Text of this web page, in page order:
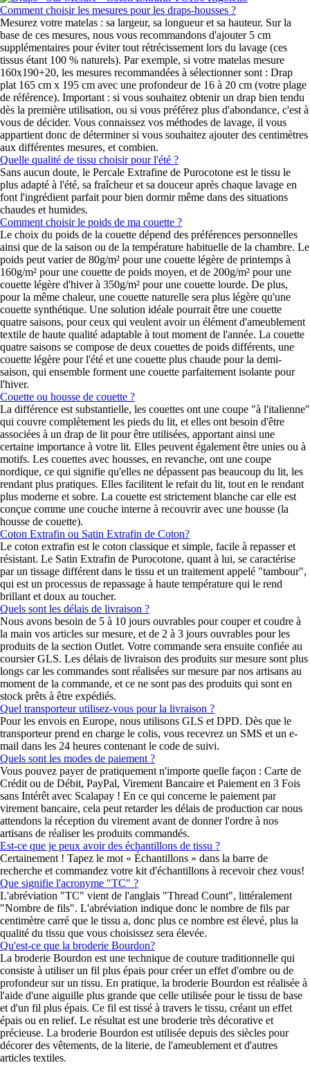
Comment choisir les mesures pour les draps-housses ?
Mesurez votre matelas : sa largeur, sa longueur et sa hauteur. Sur la
base de ces mesures, nous vous recommandons d'ajouter 5 cm
supplémentaires pour éviter tout rétrécissement lors du lavage (ces
tissus étant 100 % naturels). Par exemple, si votre matelas mesure
160x190+20, les mesures recommandées à sélectionner sont : Drap
plat 165 cm x 195 cm avec une profondeur de 16 à 20 cm (votre plage
de référence). Important : si vous souhaitez obtenir un drap bien tendu
dès la première utilisation, ou si vous préférez plus d'abondance, c'est à
vous de décider. Vous connaissez vos méthodes de lavage, il vous
appartient donc de déterminer si vous souhaitez ajouter des centimètres
aux différentes mesures, et combien.
Quelle qualité de tissu choisir pour l'été ?
Sans aucun doute, le Percale Extrafine de Purocotone est le tissu le
plus adapté à l'été, sa fraîcheur et sa douceur après chaque lavage en
font l'ingrédient parfait pour bien dormir même dans des situations
chaudes et humides.
Comment choisir le poids de ma couette ?
Le choix du poids de la couette dépend des préférences personnelles
ainsi que de la saison ou de la température habituelle de la chambre. Le
poids peut varier de 80g/m² pour une couette légère de printemps à
160g/m² pour une couette de poids moyen, et de 200g/m² pour une
couette légère d'hiver à 350g/m² pour une couette lourde. De plus,
pour la même chaleur, une couette naturelle sera plus légère qu'une
couette synthétique. Une solution idéale pourrait être une couette
quatre saisons, pour ceux qui veulent avoir un élément d'ameublement
textile de haute qualité adaptable à tout moment de l'année. La couette
quatre saisons se compose de deux couettes de poids différents, une
couette légère pour l'été et une couette plus chaude pour la demi-
saison, qui ensemble forment une couette parfaitement isolante pour
l'hiver.
Couette ou housse de couette ?
La différence est substantielle, les couettes ont une coupe "à l'italienne"
qui couvre complètement les pieds du lit, et elles ont besoin d'être
associées à un drap de lit pour être utilisées, apportant ainsi une
certaine importance à votre lit. Elles peuvent également être unies ou à
motifs. Les couettes avec housses, en revanche, ont une coupe
nordique, ce qui signifie qu'elles ne dépassent pas beaucoup du lit, les
rendant plus pratiques. Elles facilitent le refait du lit, tout en le rendant
plus moderne et sobre. La couette est strictement blanche car elle est
conçue comme une couche interne à recouvrir avec une housse (la
housse de couette).
Coton Extrafin ou Satin Extrafin de Coton?
Le coton extrafin est le coton classique et simple, facile à repasser et
résistant. Le Satin Extrafin de Purocotone, quant à lui, se caractérise
par un tissage différent dans le tissu et un traitement appelé "tambour",
qui est un processus de repassage à haute température qui le rend
brillant et doux au toucher.
Quels sont les délais de livraison ?
Nous avons besoin de 5 à 10 jours ouvrables pour couper et coudre à
la main vos articles sur mesure, et de 2 à 3 jours ouvrables pour les
produits de la section Outlet. Votre commande sera ensuite confiée au
coursier GLS. Les délais de livraison des produits sur mesure sont plus
longs car les commandes sont réalisées sur mesure par nos artisans au
moment de la commande, et ce ne sont pas des produits qui sont en
stock prêts à être expédiés.
Quel transporteur utilisez-vous pour la livraison ?
Pour les envois en Europe, nous utilisons GLS et DPD. Dès que le
transporteur prend en charge le colis, vous recevrez un SMS et un e-
mail dans les 24 heures contenant le code de suivi.
Quels sont les modes de paiement ?
Vous pouvez payer de pratiquement n'importe quelle façon : Carte de
Crédit ou de Débit, PayPal, Virement Bancaire et Paiement en 3 Fois
sans Intérêt avec Scalapay ! En ce qui concerne le paiement par
virement bancaire, cela peut retarder les délais de production car nous
attendons la réception du virement avant de donner l'ordre à nos
artisans de réaliser les produits commandés.
Est-ce que je peux avoir des échantillons de tissu ?
Certainement ! Tapez le mot « Échantillons » dans la barre de
recherche et commandez votre kit d'échantillons à recevoir chez vous!
Que signifie l'acronyme "TC" ?
L'abréviation "TC" vient de l'anglais "Thread Count", littéralement
"Nombre de fils". L'abréviation indique donc le nombre de fils par
centimètre carré que le tissu a, donc plus ce nombre est élevé, plus la
qualité du tissu que vous choisissez sera élevée.
Qu'est-ce que la broderie Bourdon?
La broderie Bourdon est une technique de couture traditionnelle qui
consiste à utiliser un fil plus épais pour créer un effet d'ombre ou de
profondeur sur un tissu. En pratique, la broderie Bourdon est réalisée à
l'aide d'une aiguille plus grande que celle utilisée pour le tissu de base
et d'un fil plus épais. Ce fil est tissé à travers le tissu, créant un effet
épais ou en relief. Le résultat est une broderie très décorative et
précieuse. La broderie Bourdon est utilisée depuis des siècles pour
décorer des vêtements, de la literie, de l'ameublement et d'autres
articles textiles.